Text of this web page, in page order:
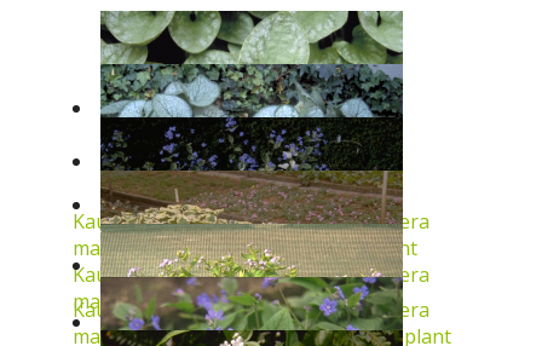
Kaukasische vergeet-mij-nietBrunnera
macrophylla 'Silver Wings'Vaste plant
Kaukasische vergeet-mij-nietBrunnera
macrophylla 'Jack Frost'Vaste plant
Kaukasische vergeet-mij-nietBrunnera
macrophylla 'Hadspen Cream'Vaste plant